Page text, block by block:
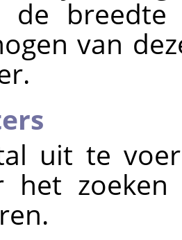
de
van
uit te
het